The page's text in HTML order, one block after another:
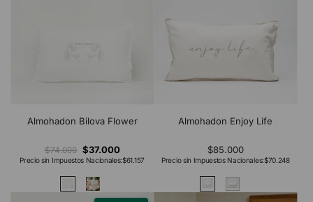
Almohadon Bilova Flower
$74.000 $37.000
Precio sin Impuestos Nacionales:$61.157
Almohadon Enjoy Life
$85.000
Precio sin Impuestos Nacionales:$70.248